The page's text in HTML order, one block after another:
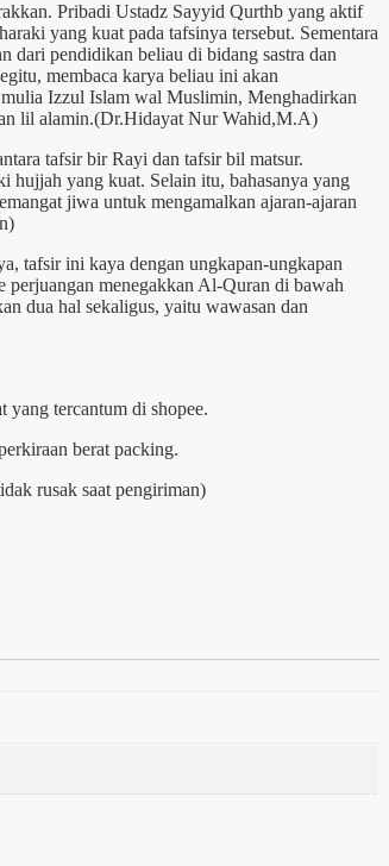
Pribadi Ustadz Sayyid Qurthb yang aktif
yang kuat pada tafsinya tersebut. Sementara
dari pendidikan beliau di bidang sastra dan
membaca karya beliau ini akan
Izzul Islam wal Muslimin, Menghadirkan
lil alamin.(Dr.Hidayat Nur Wahid,M.A)
tafsir bir Rayi dan tafsir bil matsur.
yang kuat. Selain itu, bahasanya yang
jiwa untuk mengamalkan ajaran-ajaran
tafsir ini kaya dengan ungkapan-ungkapan
perjuangan menegakkan Al-Quran di bawah
dua hal sekaligus, yaitu wawasan dan
yang tercantum di shopee.
berat packing.
rusak saat pengiriman)